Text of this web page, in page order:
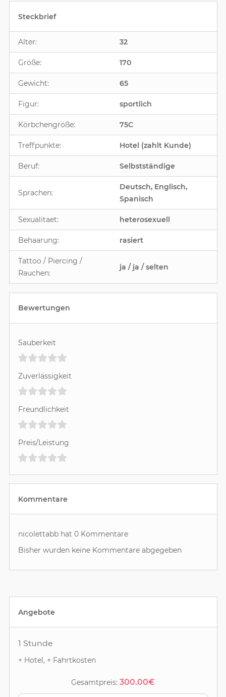
Steckbrief
Alter: 32
Größe: 170
Gewicht: 65
Figur: sportlich
Körbchengröße: 75C
Treffpunkte: Hotel (zahlt Kunde)
Beruf: Selbstständige
Sprachen:
Deutsch, Englisch,
Spanisch
Sexualitaet: heterosexuell
Behaarung: rasiert
Tattoo / Piercing /
Rauchen:
ja / ja / selten
Bewertungen
Sauberkeit
Zuverlässigkeit
Freundlichkeit
Preis/Leistung
Kommentare
nicolettabb hat 0 Kommentare
Bisher wurden keine Kommentare abgegeben
Angebote
1 Stunde
+ Hotel, + Fahrtkosten
Gesamtpreis: 300.00€